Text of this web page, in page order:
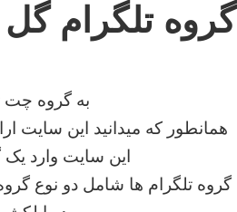
گروه تلگرام گل
به گروه چت
همانطور که میدانید این سایت
این سایت وارد
گروه تلگرام ها شامل دو نوع